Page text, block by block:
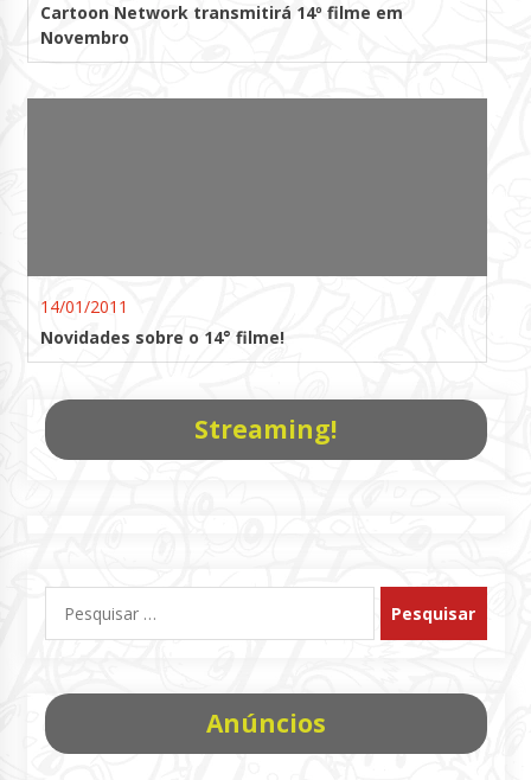
Cartoon Network transmitirá 14º filme em
Novembro
14/01/2011
Novidades sobre o 14° filme!
Streaming!
por:
Anúncios